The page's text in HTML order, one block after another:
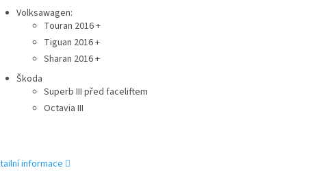
Volksawagen:
Touran 2016 +
Tiguan 2016 +
Sharan 2016 +
Škoda
Superb III před faceliftem
Octavia III
informace